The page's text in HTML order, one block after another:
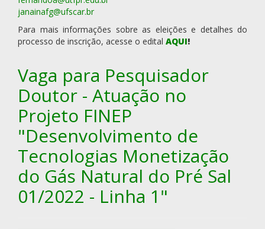
janainafg@ufscar.br
Para mais informações sobre as eleições e detalhes do
processo de inscrição, acesse o edital AQUI!
Vaga para Pesquisador
Doutor - Atuação no
Projeto FINEP
"Desenvolvimento de
Tecnologias Monetização
do Gás Natural do Pré Sal
01/2022 - Linha 1"